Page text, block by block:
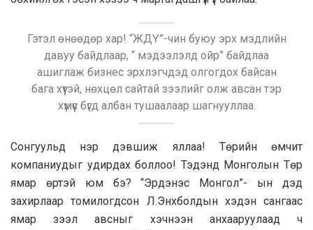
Гэтэл өнөөдөр хар! “ЖДҮ”-чин буюу эрх мэдлийн
давуу байдлаар, “ мэдээлэлд ойр” байдлаа
ашиглаж бизнес эрхлэгчдэд олгогдох байсан
бага хүүтэй, нөхцөл сайтай зээлийг олж авсан тэр
хүмүүс бүгд албан тушаалаар шагнууллаа.
Сонгуульд нэр дэвшиж яллаа! Төрийн өмчит
компаниудыг удирдах боллоо! Тэдэнд Монголын Төр
ямар өртэй юм бэ? “Эрдэнэс Монгол”- ын дэд
захирлаар томилогдсон Л.Энхболдын хэдэн сангаас
ямар зээл авсныг хэчнээн анхааруулаад ч